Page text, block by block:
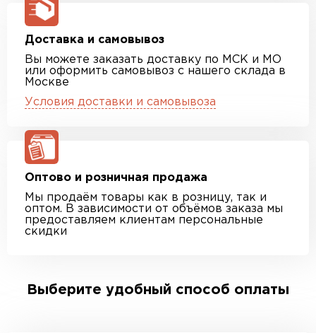
Доставка и самовывоз
Вы можете заказать доставку по МСК и МО
или оформить самовывоз с нашего склада в
Москве
Условия доставки и самовывоза
Оптово и розничная продажа
Мы продаём товары как в розницу, так и
оптом. В зависимости от объёмов заказа мы
предоставляем клиентам персональные
скидки
Выберите удобный способ оплаты